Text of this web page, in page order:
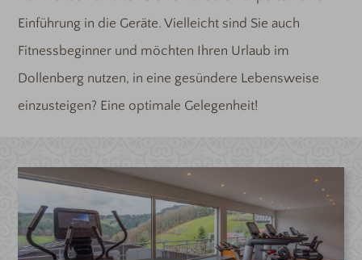
Einführung in die Geräte. Vielleicht sind Sie auch
Fitnessbeginner und möchten Ihren Urlaub im
Dollenberg nutzen, in eine gesündere Lebensweise
einzusteigen? Eine optimale Gelegenheit!